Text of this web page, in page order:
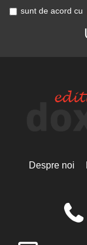
sunt de acord cu
Despre noi